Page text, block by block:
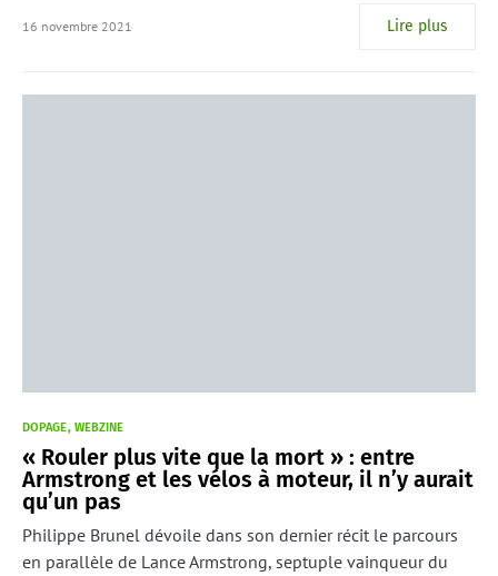
16 novembre 2021 Lire plus
DOPAGE WEBZINE
« Rouler plus vite que la mort » : entre
Armstrong et les vélos à moteur, il n’y aurait
qu’un pas
Philippe Brunel dévoile dans son dernier récit le parcours
en parallèle de Lance Armstrong, septuple vainqueur du